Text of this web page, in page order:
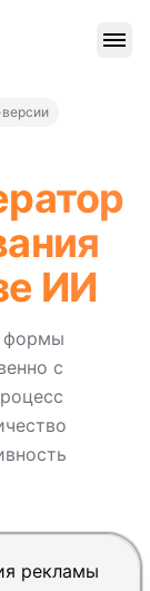
версии
ИИ
формы
с
—